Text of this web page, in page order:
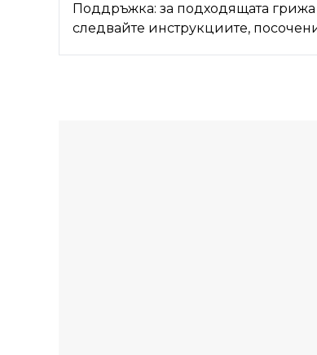
Поддръжка: за подходящата грижа
следвайте инструкциите,